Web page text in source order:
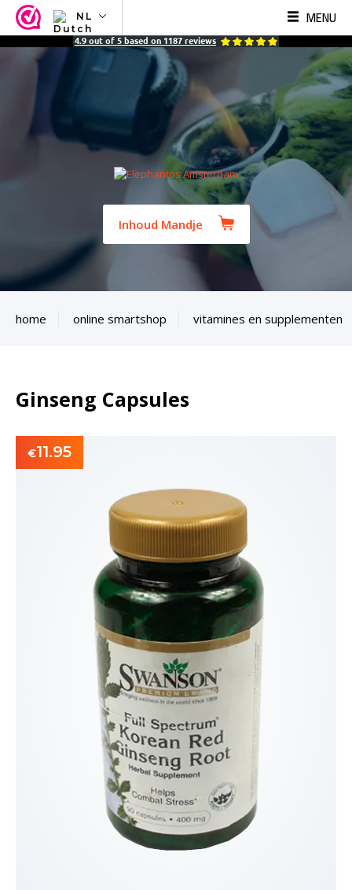
NL
NL
ES
MENU
4.9 out of 5 based on 1187 reviews
Inhoud Mandje
home online smartshop vitamines en supplementen
Ginseng Capsules
€11.95